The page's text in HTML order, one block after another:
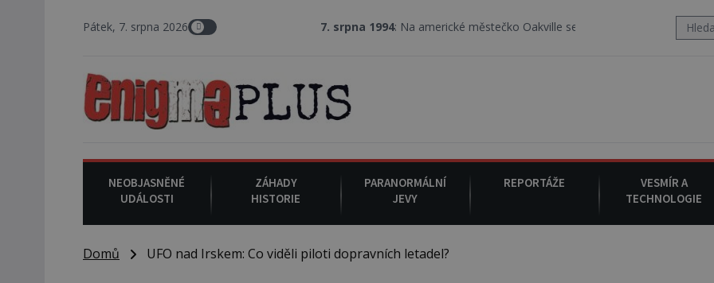
Pátek, 7. srpna 2026 7. srpna 1994 : Na americké městečko Oakville se z nebe snáší podivná rosolovitá
NEOBJASNĚNÉ
UDÁLOSTI
ZÁHADY
HISTORIE
PARANORMÁLNÍ
JEVY
REPORTÁŽE
VESMÍR A
TECHNOLOGIE
Domů UFO nad Irskem: Co viděli piloti dopravních letadel?